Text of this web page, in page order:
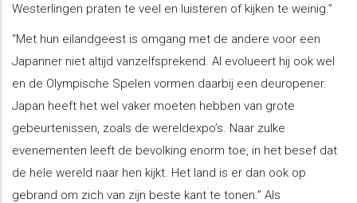
Westerlingen praten te veel en luisteren of kijken te weinig.”
“Met hun eilandgeest is omgang met de andere voor een
Japanner niet altijd vanzelfsprekend. Al evolueert hij ook wel
en de Olympische Spelen vormen daarbij een deuropener.
Japan heeft het wel vaker moeten hebben van grote
gebeurtenissen, zoals de wereldexpo’s. Naar zulke
evenementen leeft de bevolking enorm toe, in het besef dat
de hele wereld naar hen kijkt. Het land is er dan ook op
gebrand om zich van zijn beste kant te tonen.” Als